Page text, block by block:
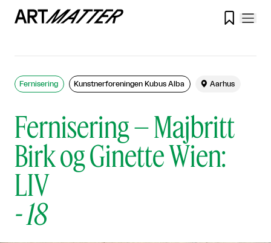

Fernisering – Majbritt
Birk og Ginette Wien:
LIV
-18
Fernisering Kunstnerforeningen Kubus Alba  Aarhus